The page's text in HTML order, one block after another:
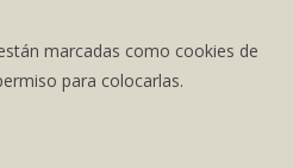
marcadas como cookies de
para colocarlas.